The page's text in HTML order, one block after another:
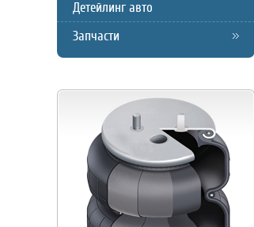
Детейлинг авто
Запчасти